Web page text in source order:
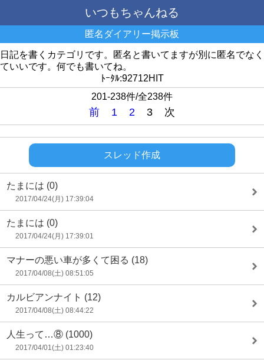
いつもちゃんねる
匿名ダイアリー掲示板
日記を書くカテゴリです。匿名と書いてますが別に匿名でなく
ていいです。何でも書いてね。
ﾄｰﾀﾙ:92712HIT
201-238件/全238件
前 1 2 3 次
スレッド作成
たまには (0)
2017/04/24(月) 17:39:04
たまには (0)
2017/04/24(月) 17:39:01
マナーの悪い車が多くて困る (18)
2017/04/08(土) 08:51:05
カルビアンナイト (12)
2017/04/08(土) 08:44:22
人生って…⑧ (1000)
2017/04/01(土) 01:23:40